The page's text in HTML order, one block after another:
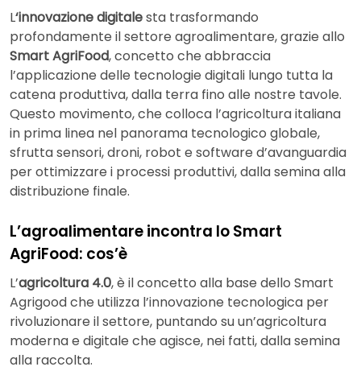
L‘innovazione digitalesta trasformando
profondamente il settore agroalimentare, grazie allo
Smart AgriFood, concetto che abbraccia
l’applicazione delle tecnologie digitali lungo tutta la
catena produttiva, dalla terra fino alle nostre tavole.
Questo movimento, che colloca l’agricoltura italiana
in prima linea nel panorama tecnologico globale,
sfrutta sensori, droni, robot e software d’avanguardia
per ottimizzare i processi produttivi, dalla semina alla
distribuzione finale.
L’agroalimentare incontra lo Smart
AgriFood: cos’è
L’agricoltura 4.0, è il concetto alla base dello Smart
Agrigood che utilizza l’innovazione tecnologica per
rivoluzionare il settore, puntando su un’agricoltura
moderna e digitale che agisce, nei fatti, dalla semina
alla raccolta.